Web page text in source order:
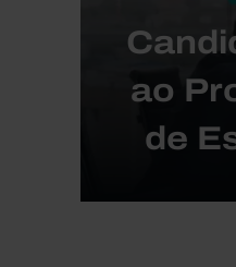
ao
de